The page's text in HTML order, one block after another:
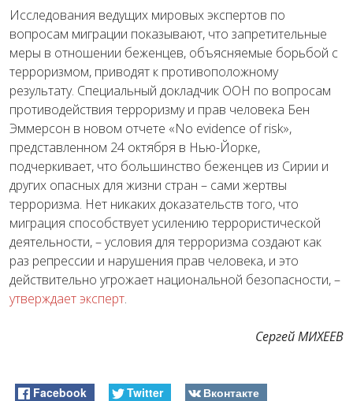
Исследования ведущих мировых экспертов по
вопросам миграции показывают, что запретительные
меры в отношении беженцев, объясняемые борьбой с
терроризмом, приводят к противоположному
результату. Специальный докладчик ООН по вопросам
противодействия терроризму и прав человека Бен
Эммерсон в новом отчете «No evidence of risk»,
представленном 24 октября в Нью-Йорке,
подчеркивает, что большинство беженцев из Сирии и
других опасных для жизни стран – сами жертвы
терроризма. Нет никаких доказательств того, что
миграция способствует усилению террористической
деятельности, – условия для терроризма создают как
раз репрессии и нарушения прав человека, и это
действительно угрожает национальной безопасности, –
утверждает эксперт.
Сергей МИХЕЕВ
Facebook Twitter Вконтакте